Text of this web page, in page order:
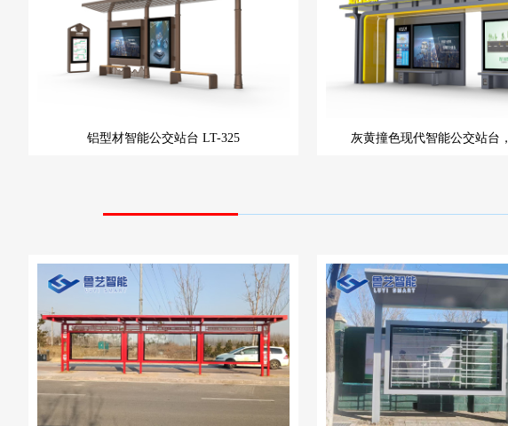
铝型材智能公交站台 LT-325 灰黄撞色现代智能公交站台，